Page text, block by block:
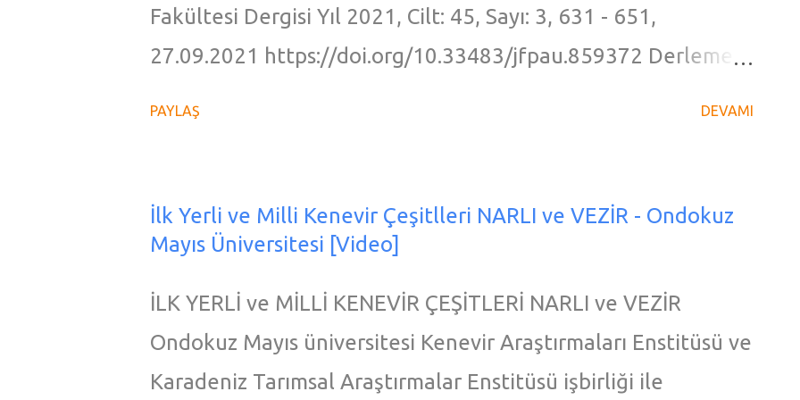
Kaynak ve Detaylı Bilgi: https://www.southernhempexpo.com
Fakültesi Dergisi Yıl 2021, Cilt: 45, Sayı: 3, 631 - 651,
27.09.2021 https://doi.org/10.33483/jfpau.859372 Derleme
da, kenevirin tıbbi yönüne dair araştırmalar literatürde
oldukça yoğundur. Cannabis sativa L., içerdiği
fitokannabinoidler ile endokannabinoid sistemde gen
düzeyinde pek çok değişikliğe sebep olabilmektedir.
Endokannabinoid sistemin pek çok patolojik durumda
PAYLAŞ DEVAMI
İlk Yerli ve Milli Kenevir Çeşitlleri NARLI ve VEZİR - Ondokuz
Mayıs Üniversitesi [Video]
İLK YERLİ ve MİLLİ KENEVİR ÇEŞİTLERİ NARLI ve VEZİR
Ondokuz Mayıs üniversitesi Kenevir Araştırmaları Enstitüsü ve
Karadeniz Tarımsal Araştırmalar Enstitüsü işbirliği ile